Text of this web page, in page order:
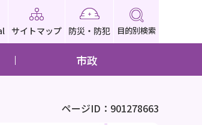
サイトマップ 防災・防犯 目的別検索
市政
ページID：901278663